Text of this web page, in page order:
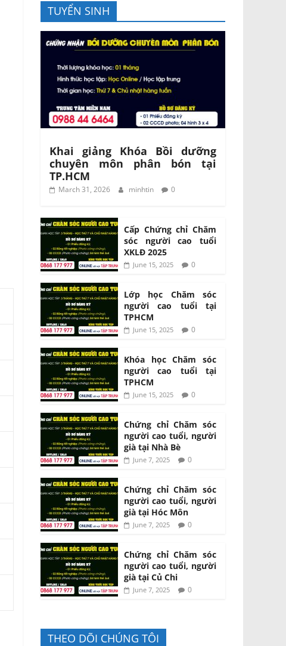
TUYỂN SINH
Khai giảng Khóa Bồi dưỡng
chuyên môn phân bón tại
TP.HCM
March 31, 2026 minhtin 0
Cấp Chứng chỉ Chăm
sóc người cao tuổi
XKLĐ 2025
June 15, 2025 0
Lớp học Chăm sóc
người cao tuổi tại
TPHCM
June 15, 2025 0
Khóa học Chăm sóc
người cao tuổi tại
TPHCM
June 15, 2025 0
Chứng chỉ Chăm sóc
người cao tuổi, người
già tại Nhà Bè
June 7, 2025 0
Chứng chỉ Chăm sóc
người cao tuổi, người
già tại Hóc Môn
June 7, 2025 0
Chứng chỉ Chăm sóc
người cao tuổi, người
già tại Củ Chi
June 7, 2025 0
THEO DÕI CHÚNG TÔI